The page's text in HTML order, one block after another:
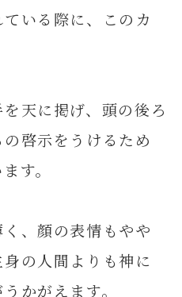
いる際に、このカ
天に掲げ、頭の後ろ
啓示をうけるため
す。
、顔の表情もやや
の人間よりも神に
かがえます。